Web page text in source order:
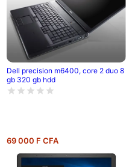
Dell precision m6400, core 2 duo 8
gb 320 gb hdd
69 000 F CFA